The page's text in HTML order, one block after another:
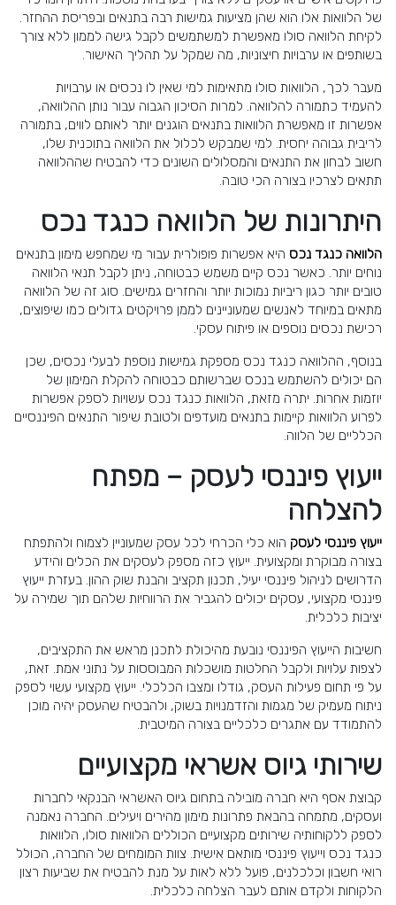
של הלוואות אלו הוא שהן מציעות גמישות רבה בתנאים ובפריסת ההחזר.
לקיחת הלוואה סולו מאפשרת למשתמשים לקבל גישה לממון ללא צורך
בשותפים או ערבויות חיצוניות, מה שמקל על תהליך האישור.
מעבר לכך, הלוואות סולו מתאימות למי שאין לו נכסים או ערבויות
להעמיד כתמורה להלוואה. למרות הסיכון הגבוה עבור נותן ההלוואה,
אפשרות זו מאפשרת הלוואות בתנאים הוגנים יותר לאותם לווים, בתמורה
לריבית גבוהה יחסית. למי שמבקש לכלול את הלוואה בתוכנית שלו,
חשוב לבחון את התנאים והמסלולים השונים כדי להבטיח שההלוואה
תתאים לצרכיו בצורה הכי טובה.
היתרונות של הלוואה כנגד נכס
הלוואה כנגד נכס היא אפשרות פופולרית עבור מי שמחפש מימון בתנאים
נוחים יותר. כאשר נכס קיים משמש כבטוחה, ניתן לקבל תנאי הלוואה
טובים יותר כגון ריביות נמוכות יותר והחזרים גמישים. סוג זה של הלוואה
מתאים במיוחד לאנשים שמעוניינים לממן פרויקטים גדולים כמו שיפוצים,
רכישת נכסים נוספים או פיתוח עסקי.
בנוסף, ההלוואה כנגד נכס מספקת גמישות נוספת לבעלי נכסים, שכן
הם יכולים להשתמש בנכס שברשותם כבטוחה להקלת המימון של
יוזמות אחרות. יתרה מזאת, הלוואות כנגד נכס עשויות לספק אפשרות
לפרוע הלוואות קיימות בתנאים מועדפים ולטובת שיפור התנאים הפיננסיים
הכלליים של הלווה.
ייעוץ פיננסי לעסק – מפתח
להצלחה
ייעוץ פיננסי לעסק הוא כלי הכרחי לכל עסק שמעוניין לצמוח ולהתפתח
בצורה מבוקרת ומקצועית. ייעוץ כזה מספק לעסקים את הכלים והידע
הדרושים לניהול פיננסי יעיל, תכנון תקציב והבנת שוק ההון. בעזרת ייעוץ
פיננסי מקצועי, עסקים יכולים להגביר את הרווחיות שלהם תוך שמירה על
יציבות כלכלית.
חשיבות הייעוץ הפיננסי נובעת מהיכולת לתכנן מראש את התקציבים,
לצפות עלויות ולקבל החלטות מושכלות המבוססות על נתוני אמת. זאת,
על פי תחום פעילות העסק, גודלו ומצבו הכלכלי. ייעוץ מקצועי עשוי לספק
ניתוח מעמיק של מגמות והזדמנויות בשוק, ולהבטיח שהעסק יהיה מוכן
להתמודד עם אתגרים כלכליים בצורה המיטבית.
שירותי גיוס אשראי מקצועיים
קבוצת אסף היא חברה מובילה בתחום גיוס האשראי הבנקאי לחברות
ועסקים, מתמחה בהבאת פתרונות מימון מהירים ויעילים. החברה נאמנה
לספק ללקוחותיה שירותים מקצועיים הכוללים הלוואות סולו, הלוואות
כנגד נכס וייעוץ פיננסי מותאם אישית. צוות המומחים של החברה, הכולל
רואי חשבון וכלכלנים, פועל ללא לאות על מנת להבטיח את שביעות רצון
הלקוחות ולקדם אותם לעבר הצלחה כלכלית.